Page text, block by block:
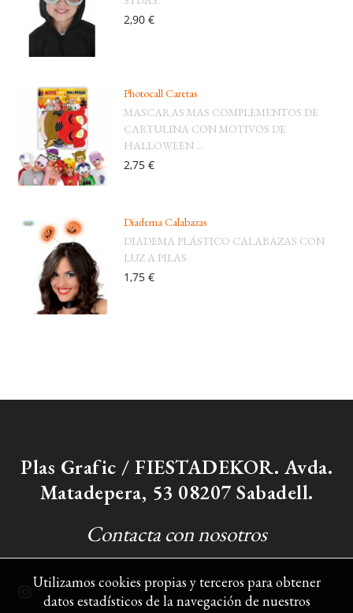
2,90 €
Photocall Caretas
MASCARAS MAS COMPLEMENTOS DE
CARTULINA CON MOTIVOS DE
HALLOWEEN ...
2,75 €
Diadema Calabazas
DIADEMA PLÁSTICO CALABAZAS CON
LUZ A PILAS
1,75 €
Plas Grafic / FIESTADEKOR. Avda.
Matadepera, 53 08207 Sabadell.
Contacta con nosotros
Utilizamos cookies propias y terceros para obtener
datos estadísticos de la navegación de nuestros